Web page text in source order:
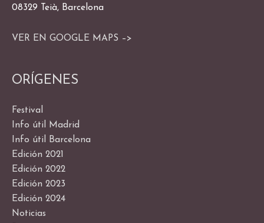
08329 Teià, Barcelona
VER EN GOOGLE MAPS –>
ORÍGENES
Festival
Info útil Madrid
Info útil Barcelona
Edición 2021
Edición 2022
Edición 2023
Edición 2024
Noticias